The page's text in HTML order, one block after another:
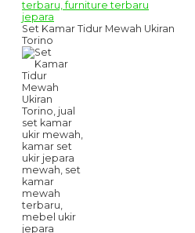
Set Kamar Tidur Mewah Ukiran
Torino